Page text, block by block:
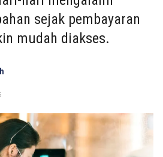
sejak pembayaran
mudah diakses.